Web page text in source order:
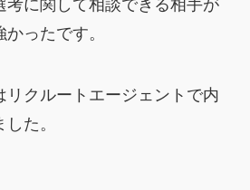
考に関して相談できる相手が
ったです。
リクルートエージェントで内
た。